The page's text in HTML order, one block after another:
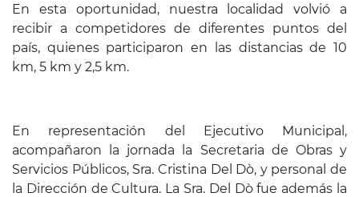
En esta oportunidad, nuestra localidad volvió a
recibir a competidores de diferentes puntos del
país, quienes participaron en las distancias de 10
km, 5 km y 2,5 km.
En representación del Ejecutivo Municipal,
acompañaron la jornada la Secretaria de Obras y
Servicios Públicos, Sra. Cristina Del Dò, y personal de
la Dirección de Cultura. La Sra. Del Dò fue además la